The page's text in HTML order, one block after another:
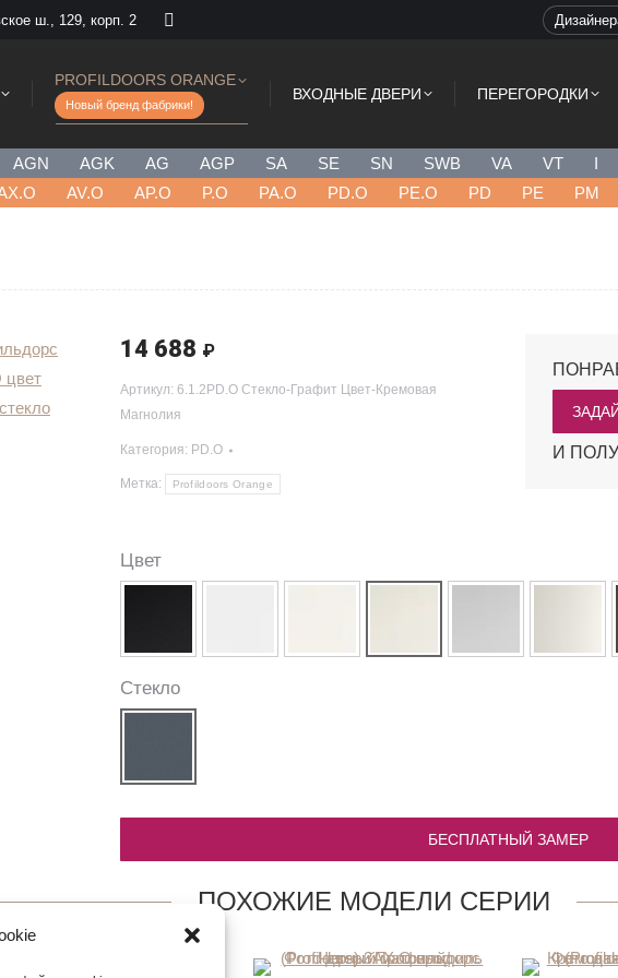
ш., 129, корп. 2
PROFILDOORS ORANGE
Новый бренд фабрики!
ВХОДНЫЕ ДВЕРИ ПЕРЕГОРОДКИ
AGN AGK AG AGP SA SE SN SWB VA VT I
AV.O AP.O P.O PA.O PD.O PE.O PD PE PM
14 688 ₽
Артикул: 6.1.2PD.O Стекло-Графит Цвет-Кремовая
Магнолия
Категория: PD.O
Метка: Profildoors Orange
И
Цвет
Стекло
БЕСПЛАТНЫЙ ЗАМЕР
ПОХОЖИЕ МОДЕЛИ СЕРИИ